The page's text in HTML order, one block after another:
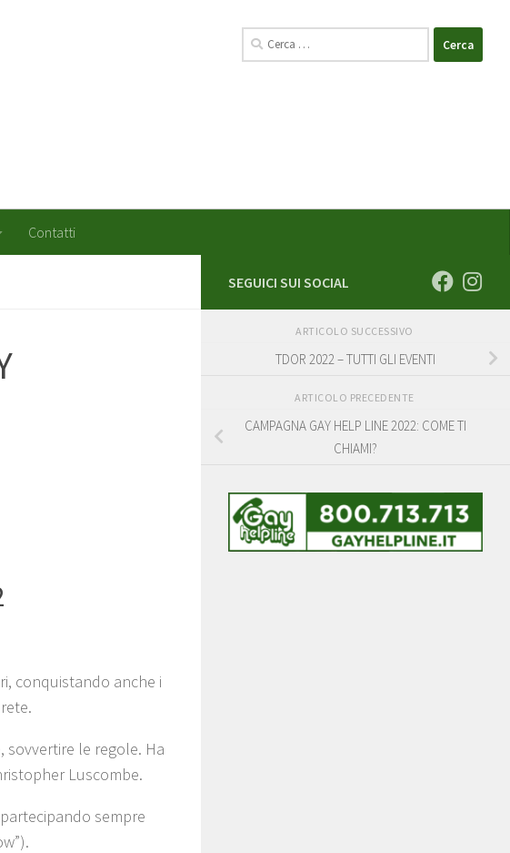
Ricerca
per:
Contatti
conquistando anche i
sovvertire le regole. Ha
Luscombe.
sempre
SEGUICI SUI SOCIAL
ARTICOLO SUCCESSIVO
TDOR 2022 – TUTTI GLI EVENTI
ARTICOLO PRECEDENTE
CAMPAGNA GAY HELP LINE 2022: COME TI
CHIAMI?